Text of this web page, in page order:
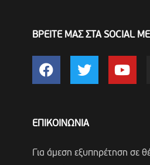
ΒΡΕΙΤΕ ΜΑΣ ΣΤΑ SOCIAL
ΕΠΙΚΟΙΝΩΝΙΑ
Για άμεση εξυπηρέτηση σε